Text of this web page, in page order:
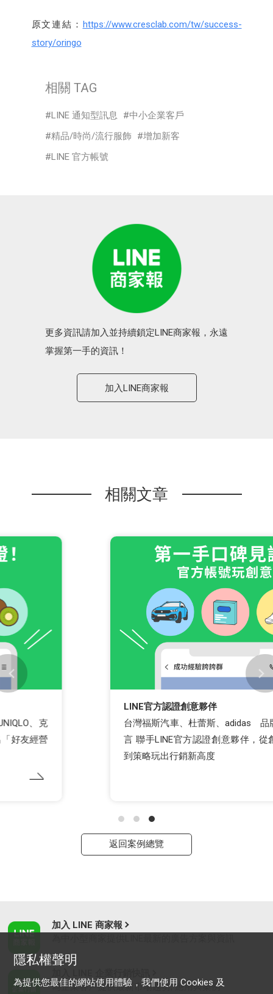
原文連結： https://www.cresclab.com/tw/success-
story/oringo
相關 TAG
LINE 通知型訊息
中小企業客戶
精品/時尚/流行服飾
增加新客
LINE 官方帳號
更多資訊請加入並持續鎖定LINE商家報，永遠
掌握第一手的資訊！
加入LINE商家報
相關文章
LINE官方認證創意夥伴
台灣福斯汽車、杜蕾斯、adidas 品牌客戶真實證
言 聯手LINE官方認證創意夥伴，從創意、技術、
到策略玩出行銷新高度
返回案例總覽
加入 LINE 商家報
為企業客戶提供最新市場趨勢, 應用與案例
隱私權聲明
為提供您最佳的網站使用體驗，我們使用 Cookies 及